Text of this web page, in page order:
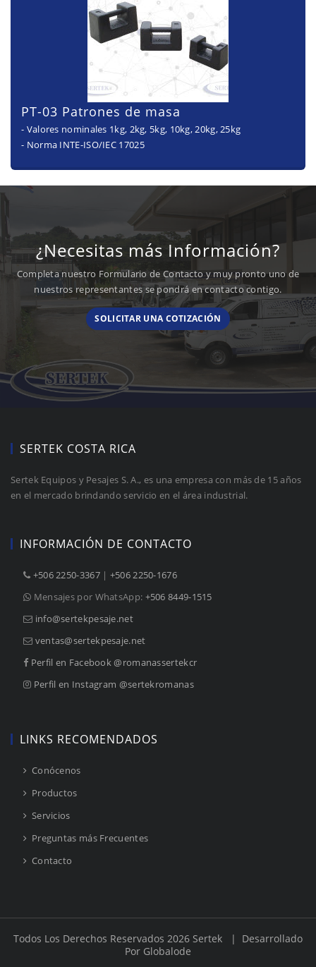
PT-03 Patrones de masa
- Valores nominales 1kg, 2kg, 5kg, 10kg, 20kg, 25kg
- Norma INTE-ISO/IEC 17025
¿Necesitas más Información?
Completa nuestro Formulario de Contacto y muy pronto uno de
nuestros representantes se pondrá en contacto contigo.
SOLICITAR UNA COTIZACIÓN
SERTEK COSTA RICA
Sertek Equipos y Pesajes S. A., es una empresa con más de 15 años
en el mercado brindando servicio en el área industrial.
INFORMACIÓN DE CONTACTO
+506 2250-3367| +506 2250-1676
Mensajes por WhatsApp: +506 8449-1515
info@sertekpesaje.net
ventas@sertekpesaje.net
Perfil en Facebook @romanassertekcr
Perfil en Instagram @sertekromanas
LINKS RECOMENDADOS
Conócenos
Productos
Servicios
Preguntas más Frecuentes
Contacto
Todos Los Derechos Reservados 2026 Sertek | Desarrollado
Por Globalode